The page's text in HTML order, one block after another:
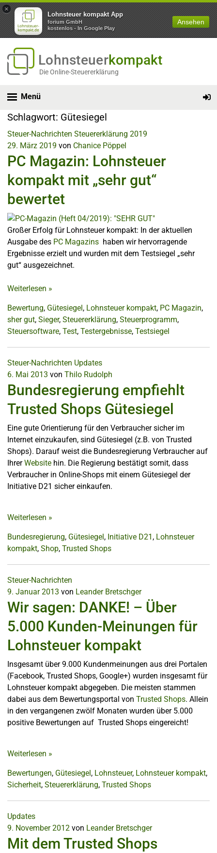
×
Lohnsteuer kompakt App
forium GmbH
kostenlos - In Google Play
Ansehen
Lohnsteuerkompakt
Die Online-Steuererklärung
Menü
Schlagwort: Gütesiegel
Steuer-Nachrichten Steuererklärung 2019
29. März 2019 von Chanice Pöppel
PC Magazin: Lohnsteuer
kompakt mit „sehr gut“
bewertet
Großer Erfolg für Lohnsteuer kompakt: In der aktuellen
Ausgabe des PC Magazins haben wir hervorragende
Ergebnisse erzielt und wurden mit dem Testsiegel „sehr
gut“ ausgezeichnet.
Weiterlesen »
Bewertung, Gütesiegel, Lohnsteuer kompakt, PC Magazin,
sher gut, Sieger, Steuererklärung, Steuerprogramm,
Steuersoftware, Test, Testergebnisse, Testsiegel
Steuer-Nachrichten Updates
6. Mai 2013 von Thilo Rudolph
Bundesregierung empfiehlt
Trusted Shops Gütesiegel
Eine gute Orientierung für den Verbraucher sicher im
Internet einzukaufen, sind Gütesiegel (z.B. von Trusted
Shops). Darauf weist die Bundesregierung Verbraucher auf
IhrerWebsite hin. Die Regierung bestätigt somit, dass
Verbraucher in Online-Shops mit einem Gütesiegel der
Initiative D21 sicher einkaufen.
Weiterlesen »
Bundesregierung, Gütesiegel, Initiative D21 , Lohnsteuer
kompakt, Shop, Trusted Shops
Steuer-Nachrichten
9. Januar 2013 von Leander Bretschger
Wir sagen: DANKE! – Über
5.000 Kunden-Meinungen für
Lohnsteuer kompakt
Insgesamt über 9.000 Kundenmeinungen aus drei Portalen
(Facebook, Trusted Shops, Google+) wurden insgesamt für
Lohnsteuer kompakt abgegeben. Die meisten stammen
dabei aus dem Bewertungsportal von Trusted Shops. Allein
in den vergangenen zwölf Monaten wurden über 5.000
positive Bewertungen auf Trusted Shops eingereicht!
Weiterlesen »
Bewertungen, Gütesiegel, Lohnsteuer, Lohnsteuer kompakt,
Sicherheit, Steuererklärung, Trusted Shops
Updates
9. November 2012 von Leander Bretschger
Mit dem Trusted Shops